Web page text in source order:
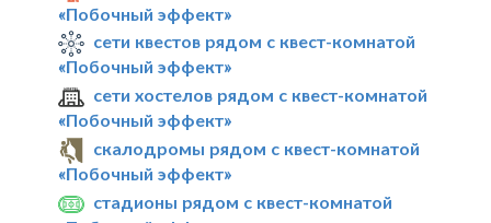
«Побочный эффект»
сети квестов рядом с квест-комнатой
«Побочный эффект»
сети хостелов рядом с квест-комнатой
«Побочный эффект»
скалодромы рядом с квест-комнатой
«Побочный эффект»
стадионы рядом с квест-комнатой